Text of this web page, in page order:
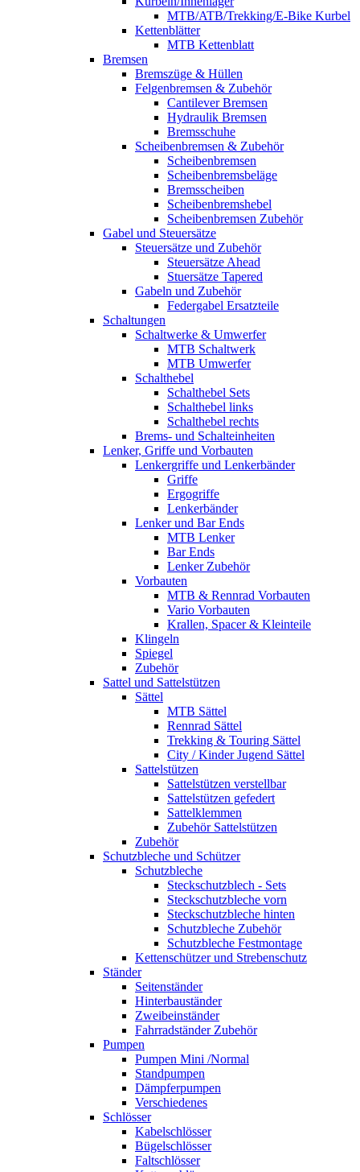
MTB/ATB/Trekking/E-Bike Kurbel
Kettenblätter
MTB Kettenblatt
Bremsen
Bremszüge & Hüllen
Felgenbremsen & Zubehör
Cantilever Bremsen
Hydraulik Bremsen
Bremsschuhe
Scheibenbremsen & Zubehör
Scheibenbremsen
Scheibenbremsbeläge
Bremsscheiben
Scheibenbremshebel
Scheibenbremsen Zubehör
Gabel und Steuersätze
Steuersätze und Zubehör
Steuersätze Ahead
Stuersätze Tapered
Gabeln und Zubehör
Federgabel Ersatzteile
Schaltungen
Schaltwerke & Umwerfer
MTB Schaltwerk
MTB Umwerfer
Schalthebel
Schalthebel Sets
Schalthebel links
Schalthebel rechts
Brems- und Schalteinheiten
Lenker, Griffe und Vorbauten
Lenkergriffe und Lenkerbänder
Griffe
Ergogriffe
Lenkerbänder
Lenker und Bar Ends
MTB Lenker
Bar Ends
Lenker Zubehör
Vorbauten
MTB & Rennrad Vorbauten
Vario Vorbauten
Krallen, Spacer & Kleinteile
Klingeln
Spiegel
Zubehör
Sattel und Sattelstützen
Sättel
MTB Sättel
Rennrad Sättel
Trekking & Touring Sättel
City / Kinder Jugend Sättel
Sattelstützen
Sattelstützen verstellbar
Sattelstützen gefedert
Sattelklemmen
Zubehör Sattelstützen
Zubehör
Schutzbleche und Schützer
Schutzbleche
Steckschutzblech - Sets
Steckschutzbleche vorn
Steckschutzbleche hinten
Schutzbleche Zubehör
Schutzbleche Festmontage
Kettenschützer und Strebenschutz
Ständer
Seitenständer
Hinterbauständer
Zweibeinständer
Fahrradständer Zubehör
Pumpen
Pumpen Mini /Normal
Standpumpen
Dämpferpumpen
Verschiedenes
Schlösser
Kabelschlösser
Bügelschlösser
Faltschlösser